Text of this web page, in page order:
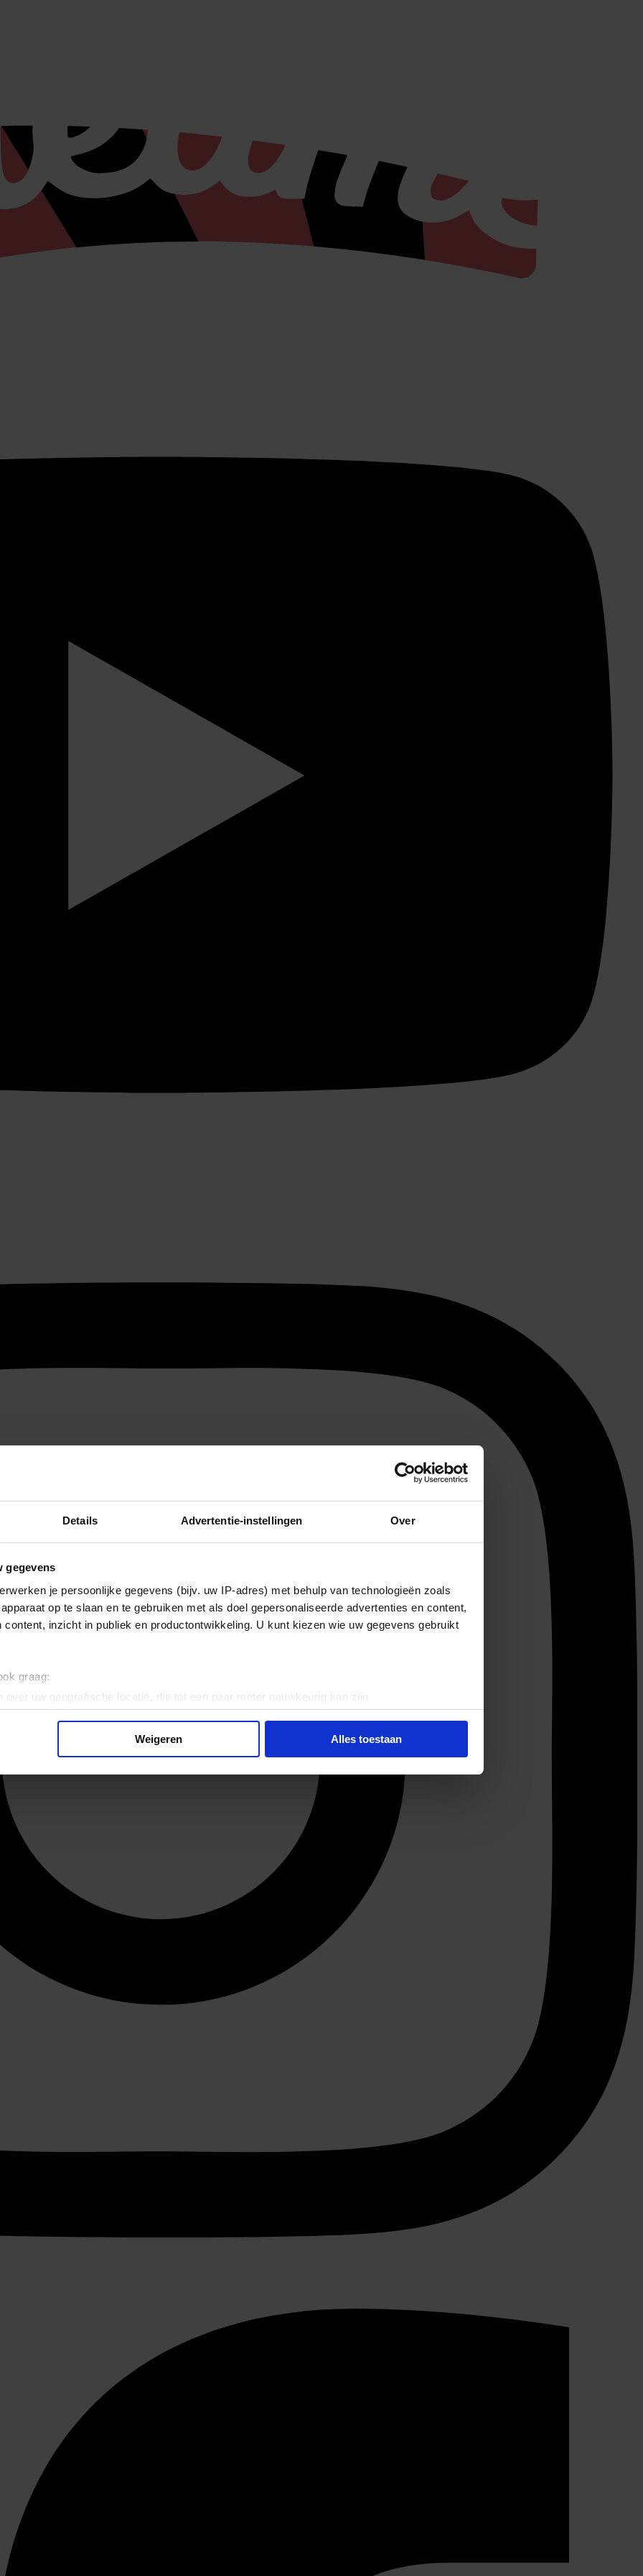
Details Advertentie-instellingen Over
gegevens
je persoonlijke gegevens (bijv. uw IP-adres) met behulp van technologieën zoals
op te slaan en te gebruiken met als doel gepersonaliseerde advertenties en content,
content, inzicht in publiek en productontwikkeling. U kunt kiezen wie uw gegevens gebruikt
graag:
over uw geografische locatie, die tot een paar meter nauwkeurig kan zijn
door het actief te scannen op specifieke eigenschappen (fingerprinting)
gegevens worden verwerkt en stel uw voorkeuren in het
detailgedeelte
en advertenties te personaliseren, om functies voor social media te bieden en om ons
Ook delen we informatie over uw gebruik van onze site met onze partners voor social
Deze partners kunnen deze gegevens combineren met andere informatie die u aan ze heeft
op basis van uw gebruik van hun services.
Weigeren Alles toestaan